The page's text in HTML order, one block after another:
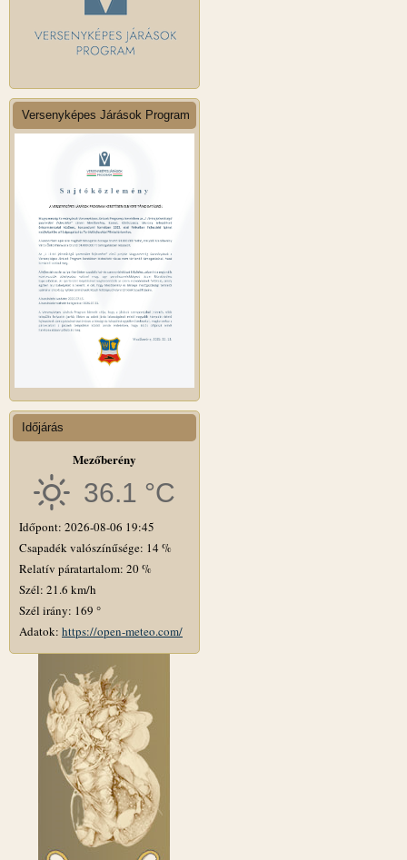
Versenyképes Járások Program
Időjárás
Mezőberény
36.1 °C
Időpont: 2026-08-06 19:45
Csapadék valószínűsége: 14 %
Relatív páratartalom: 20 %
Szél: 21.6 km/h
Szél irány: 169 °
Adatok: https://open-meteo.com/